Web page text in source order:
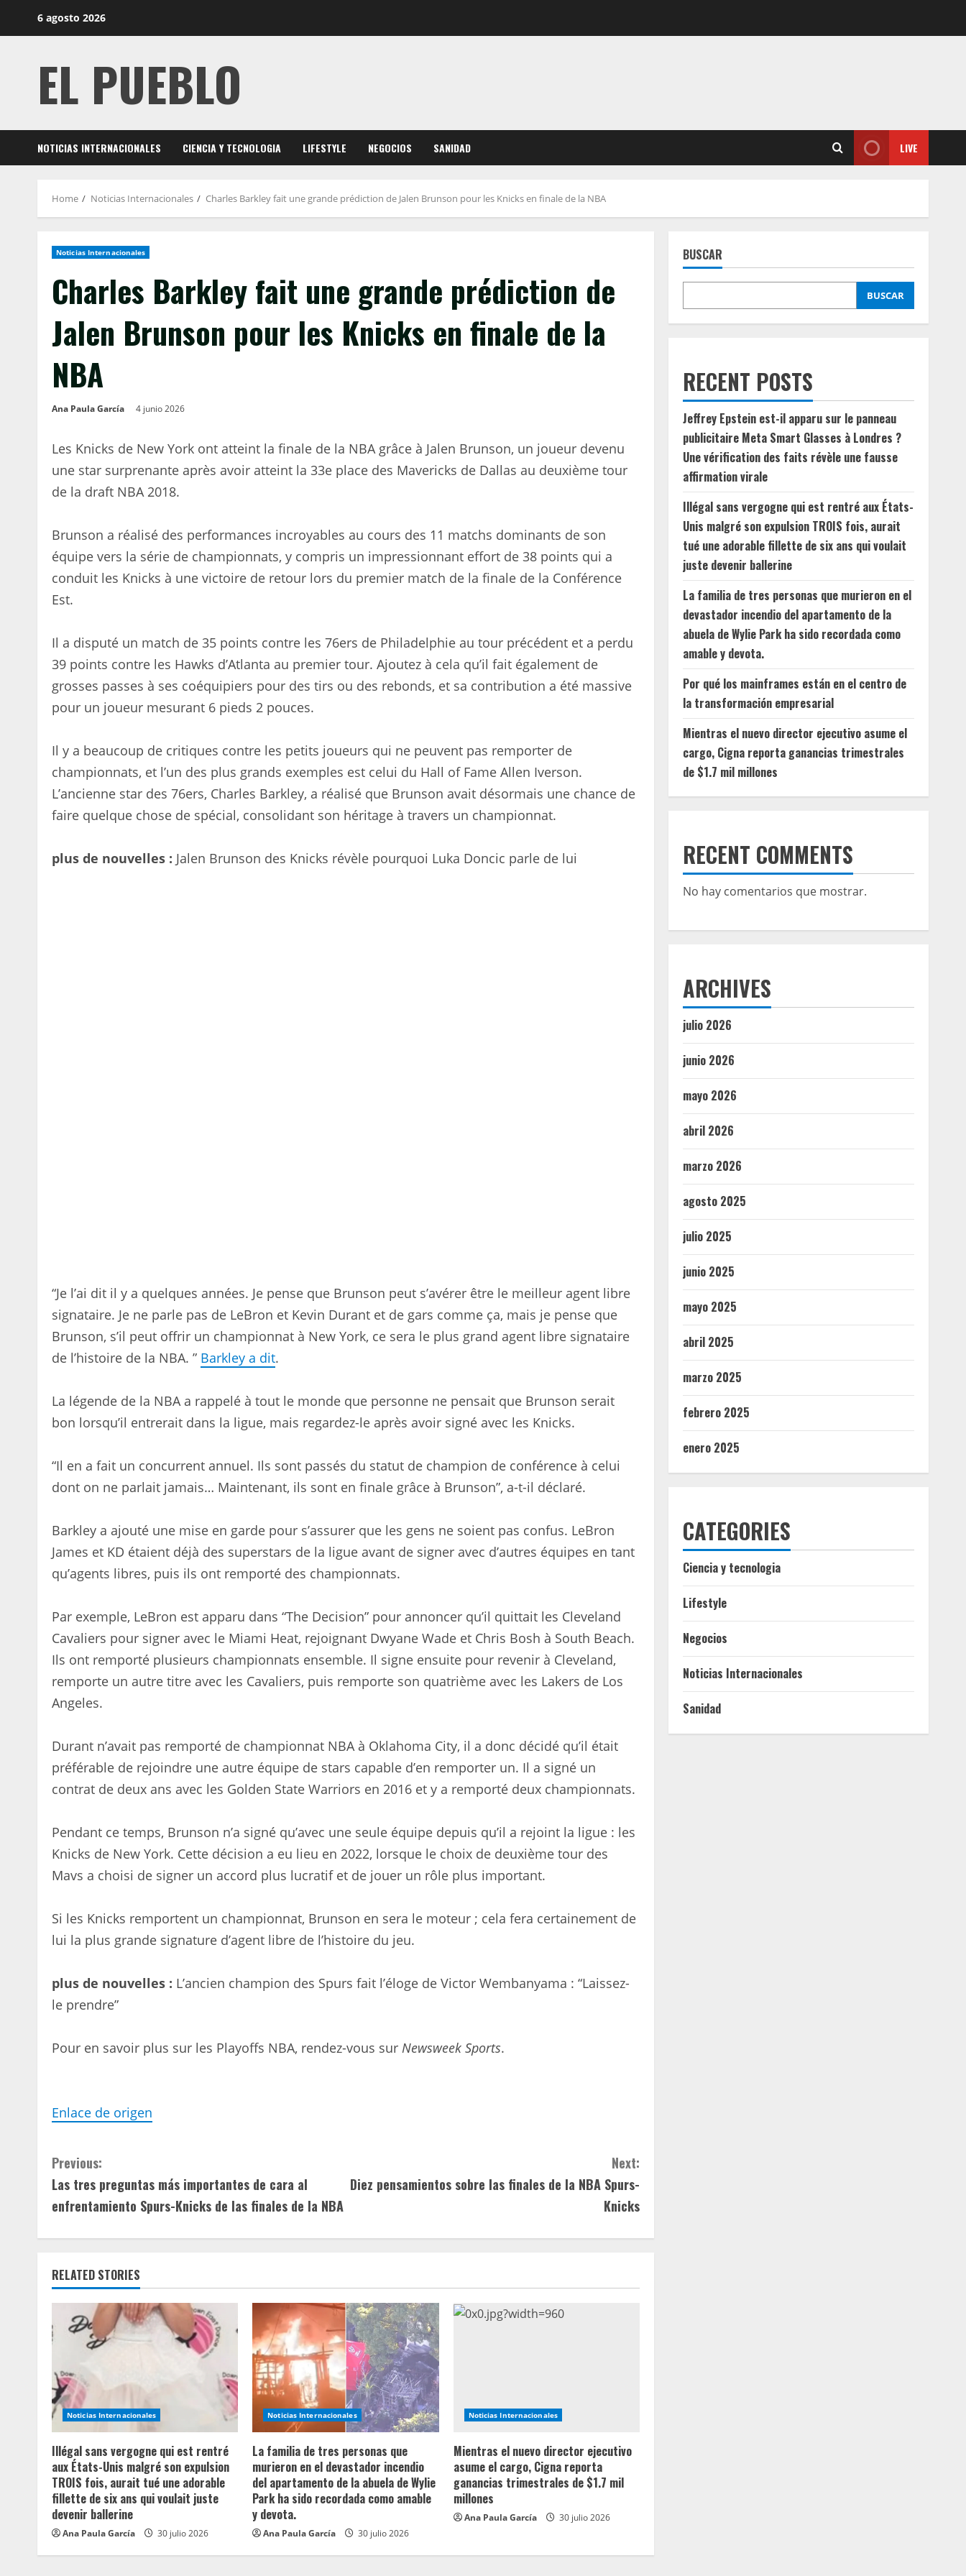
6 agosto 2026
EL PUEBLO
NOTICIAS INTERNACIONALES CIENCIA Y TECNOLOGIA LIFESTYLE NEGOCIOS SANIDAD LIVE
Home Noticias Internacionales Charles Barkley fait une grande prédiction de Jalen Brunson pour les Knicks en finale de la NBA
Noticias Internacionales
Charles Barkley fait une grande prédiction de
Jalen Brunson pour les Knicks en finale de la
NBA
Ana Paula García 4 junio 2026
Les Knicks de New York ont ​​atteint la finale de la NBA grâce à Jalen Brunson, un joueur devenu
une star surprenante après avoir atteint la 33e place des Mavericks de Dallas au deuxième tour
de la draft NBA 2018.
Brunson a réalisé des performances incroyables au cours des 11 matchs dominants de son
équipe vers la série de championnats, y compris un impressionnant effort de 38 points qui a
conduit les Knicks à une victoire de retour lors du premier match de la finale de la Conférence
Est.
Il a disputé un match de 35 points contre les 76ers de Philadelphie au tour précédent et a perdu
39 points contre les Hawks d’Atlanta au premier tour. Ajoutez à cela qu’il fait également de
grosses passes à ses coéquipiers pour des tirs ou des rebonds, et sa contribution a été massive
pour un joueur mesurant 6 pieds 2 pouces.
Il y a beaucoup de critiques contre les petits joueurs qui ne peuvent pas remporter de
championnats, et l’un des plus grands exemples est celui du Hall of Fame Allen Iverson.
L’ancienne star des 76ers, Charles Barkley, a réalisé que Brunson avait désormais une chance de
faire quelque chose de spécial, consolidant son héritage à travers un championnat.
plus de nouvelles : Jalen Brunson des Knicks révèle pourquoi Luka Doncic parle de lui
“Je l’ai dit il y a quelques années. Je pense que Brunson peut s’avérer être le meilleur agent libre
signataire. Je ne parle pas de LeBron et Kevin Durant et de gars comme ça, mais je pense que
Brunson, s’il peut offrir un championnat à New York, ce sera le plus grand agent libre signataire
de l’histoire de la NBA. ” Barkley a dit.
La légende de la NBA a rappelé à tout le monde que personne ne pensait que Brunson serait
bon lorsqu’il entrerait dans la ligue, mais regardez-le après avoir signé avec les Knicks.
“Il en a fait un concurrent annuel. Ils sont passés du statut de champion de conférence à celui
dont on ne parlait jamais… Maintenant, ils sont en finale grâce à Brunson”, a-t-il déclaré.
Barkley a ajouté une mise en garde pour s’assurer que les gens ne soient pas confus. LeBron
James et KD étaient déjà des superstars de la ligue avant de signer avec d’autres équipes en tant
qu’agents libres, puis ils ont remporté des championnats.
Par exemple, LeBron est apparu dans “The Decision” pour annoncer qu’il quittait les Cleveland
Cavaliers pour signer avec le Miami Heat, rejoignant Dwyane Wade et Chris Bosh à South Beach.
Ils ont remporté plusieurs championnats ensemble. Il signe ensuite pour revenir à Cleveland,
remporte un autre titre avec les Cavaliers, puis remporte son quatrième avec les Lakers de Los
Angeles.
Durant n’avait pas remporté de championnat NBA à Oklahoma City, il a donc décidé qu’il était
préférable de rejoindre une autre équipe de stars capable d’en remporter un. Il a signé un
contrat de deux ans avec les Golden State Warriors en 2016 et y a remporté deux championnats.
Pendant ce temps, Brunson n’a signé qu’avec une seule équipe depuis qu’il a rejoint la ligue : les
Knicks de New York. Cette décision a eu lieu en 2022, lorsque le choix de deuxième tour des
Mavs a choisi de signer un accord plus lucratif et de jouer un rôle plus important.
Si les Knicks remportent un championnat, Brunson en sera le moteur ; cela fera certainement de
lui la plus grande signature d’agent libre de l’histoire du jeu.
plus de nouvelles : L’ancien champion des Spurs fait l’éloge de Victor Wembanyama : “Laissez-
le prendre”
Pour en savoir plus sur les Playoffs NBA, rendez-vous sur Newsweek Sports.
Enlace de origen
C
o
i
n
u
e
R
e
a
d
i
n
Previous:
Las tres preguntas más importantes de cara al
enfrentamiento Spurs-Knicks de las finales de la NBA
Next:
Diez pensamientos sobre las finales de la NBA Spurs-
Knicks
RELATED STORIES
Noticias Internacionales
Illégal sans vergogne qui est rentré
aux États-Unis malgré son expulsion
TROIS fois, aurait tué une adorable
fillette de six ans qui voulait juste
devenir ballerine
Ana Paula García 30 julio 2026
Noticias Internacionales
La familia de tres personas que
murieron en el devastador incendio
del apartamento de la abuela de Wylie
Park ha sido recordada como amable
y devota.
Ana Paula García 30 julio 2026
Noticias Internacionales
Mientras el nuevo director ejecutivo
asume el cargo, Cigna reporta
ganancias trimestrales de $1.7 mil
millones
Ana Paula García 30 julio 2026
BUSCAR
BUSCAR
RECENT POSTS
Jeffrey Epstein est-il apparu sur le panneau
publicitaire Meta Smart Glasses à Londres ?
Une vérification des faits révèle une fausse
affirmation virale
Illégal sans vergogne qui est rentré aux États-
Unis malgré son expulsion TROIS fois, aurait
tué une adorable fillette de six ans qui voulait
juste devenir ballerine
La familia de tres personas que murieron en el
devastador incendio del apartamento de la
abuela de Wylie Park ha sido recordada como
amable y devota.
Por qué los mainframes están en el centro de
la transformación empresarial
Mientras el nuevo director ejecutivo asume el
cargo, Cigna reporta ganancias trimestrales
de $1.7 mil millones
RECENT COMMENTS
No hay comentarios que mostrar.
ARCHIVES
julio 2026
junio 2026
mayo 2026
abril 2026
marzo 2026
agosto 2025
julio 2025
junio 2025
mayo 2025
abril 2025
marzo 2025
febrero 2025
enero 2025
CATEGORIES
Ciencia y tecnologia
Lifestyle
Negocios
Noticias Internacionales
Sanidad